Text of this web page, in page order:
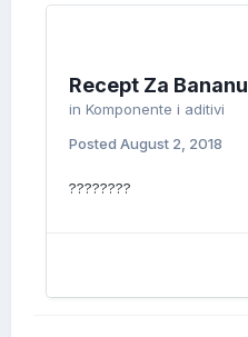
Recept Za Bananu
in Komponente i aditivi
Posted August 2, 2018
????????